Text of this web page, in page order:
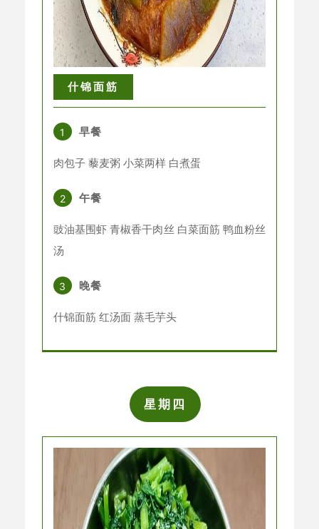
什锦面筋
1 早餐
肉包子藜麦粥 小菜两样 白煮蛋
2 午餐
豉油基围虾 青椒香干肉丝 白菜面筋 鸭血粉丝
汤
3 晚餐
什锦面筋 红汤面 蒸毛芋头
星期四